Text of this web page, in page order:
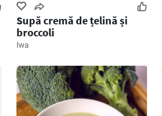
Supă cremă de țelină și
broccoli
Iwa